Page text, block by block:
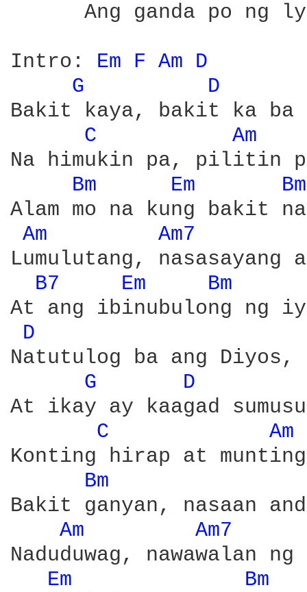
Ang ganda po ng
Intro: Em F Am D
G
D
Bakit kaya, bakit ka ba
C
Am
Na himukin pa, pilitin
Bm
Em
Alam mo na kung bakit
Am
Am7
Lumulutang, nasasayang
B7
Em
Bm
At ang ibinubulong ng
D
Natutulog ba ang Diyos,
G
D
At ikay ay kaagad
C
Am
Konting hirap at munting
Bm
Bakit ganyan, nasaan
Am
Am7
Naduduwag, nawawalan
Em
Bm